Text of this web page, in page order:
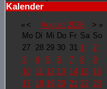
Kalender
« < August 2026 > »
Mo Di Mi Do Fr Sa So
27 28 29 30 31 1
2
3
4 5 6 7 8
9
10 11 12 13 14 15 16
17 18 19 20 21 22 23